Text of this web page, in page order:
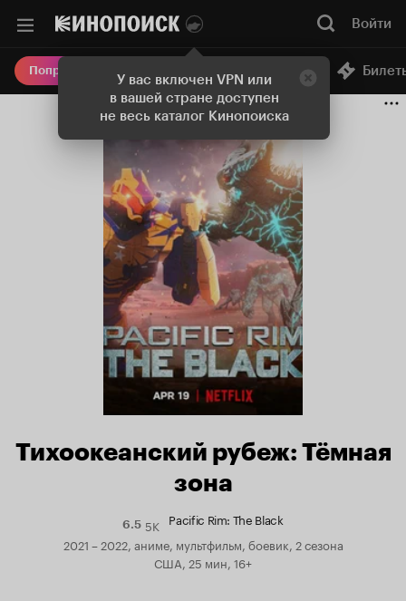
У вас включен VPN или
в вашей стране доступен
не весь каталог Кинопоиска
Войти
Попробовать Плюс Онлайн-кинотеатр
Тихоокеанский рубеж: Тёмная
зона
6.5Рейтинг
5K Pacific Rim: The Black
2021 – 2022, аниме, мультфильм, боевик, 2 сезона
США, 25 мин, 16+